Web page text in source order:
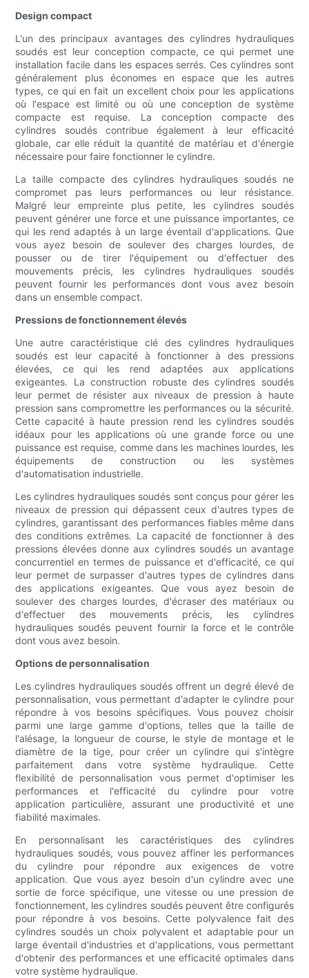
Design compact
L'un des principaux avantages des cylindres hydrauliques
soudés est leur conception compacte, ce qui permet une
installation facile dans les espaces serrés. Ces cylindres sont
généralement plus économes en espace que les autres
types, ce qui en fait un excellent choix pour les applications
où l'espace est limité ou où une conception de système
compacte est requise. La conception compacte des
cylindres soudés contribue également à leur efficacité
globale, car elle réduit la quantité de matériau et d'énergie
nécessaire pour faire fonctionner le cylindre.
La taille compacte des cylindres hydrauliques soudés ne
compromet pas leurs performances ou leur résistance.
Malgré leur empreinte plus petite, les cylindres soudés
peuvent générer une force et une puissance importantes, ce
qui les rend adaptés à un large éventail d'applications. Que
vous ayez besoin de soulever des charges lourdes, de
pousser ou de tirer l'équipement ou d'effectuer des
mouvements précis, les cylindres hydrauliques soudés
peuvent fournir les performances dont vous avez besoin
dans un ensemble compact.
Pressions de fonctionnement élevés
Une autre caractéristique clé des cylindres hydrauliques
soudés est leur capacité à fonctionner à des pressions
élevées, ce qui les rend adaptées aux applications
exigeantes. La construction robuste des cylindres soudés
leur permet de résister aux niveaux de pression à haute
pression sans compromettre les performances ou la sécurité.
Cette capacité à haute pression rend les cylindres soudés
idéaux pour les applications où une grande force ou une
puissance est requise, comme dans les machines lourdes, les
équipements de construction ou les systèmes
d'automatisation industrielle.
Les cylindres hydrauliques soudés sont conçus pour gérer les
niveaux de pression qui dépassent ceux d'autres types de
cylindres, garantissant des performances fiables même dans
des conditions extrêmes. La capacité de fonctionner à des
pressions élevées donne aux cylindres soudés un avantage
concurrentiel en termes de puissance et d'efficacité, ce qui
leur permet de surpasser d'autres types de cylindres dans
des applications exigeantes. Que vous ayez besoin de
soulever des charges lourdes, d'écraser des matériaux ou
d'effectuer des mouvements précis, les cylindres
hydrauliques soudés peuvent fournir la force et le contrôle
dont vous avez besoin.
Options de personnalisation
Les cylindres hydrauliques soudés offrent un degré élevé de
personnalisation, vous permettant d'adapter le cylindre pour
répondre à vos besoins spécifiques. Vous pouvez choisir
parmi une large gamme d'options, telles que la taille de
l'alésage, la longueur de course, le style de montage et le
diamètre de la tige, pour créer un cylindre qui s'intègre
parfaitement dans votre système hydraulique. Cette
flexibilité de personnalisation vous permet d'optimiser les
performances et l'efficacité du cylindre pour votre
application particulière, assurant une productivité et une
fiabilité maximales.
En personnalisant les caractéristiques des cylindres
hydrauliques soudés, vous pouvez affiner les performances
du cylindre pour répondre aux exigences de votre
application. Que vous ayez besoin d'un cylindre avec une
sortie de force spécifique, une vitesse ou une pression de
fonctionnement, les cylindres soudés peuvent être configurés
pour répondre à vos besoins. Cette polyvalence fait des
cylindres soudés un choix polyvalent et adaptable pour un
large éventail d'industries et d'applications, vous permettant
d'obtenir des performances et une efficacité optimales dans
votre système hydraulique.